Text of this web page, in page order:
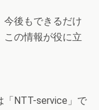
今後もできるだけ
この情報が役に立
「NTT-service」で